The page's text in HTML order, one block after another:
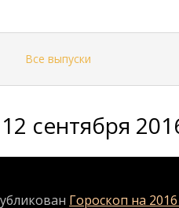
Все выпуски
сентября
Гороскоп на